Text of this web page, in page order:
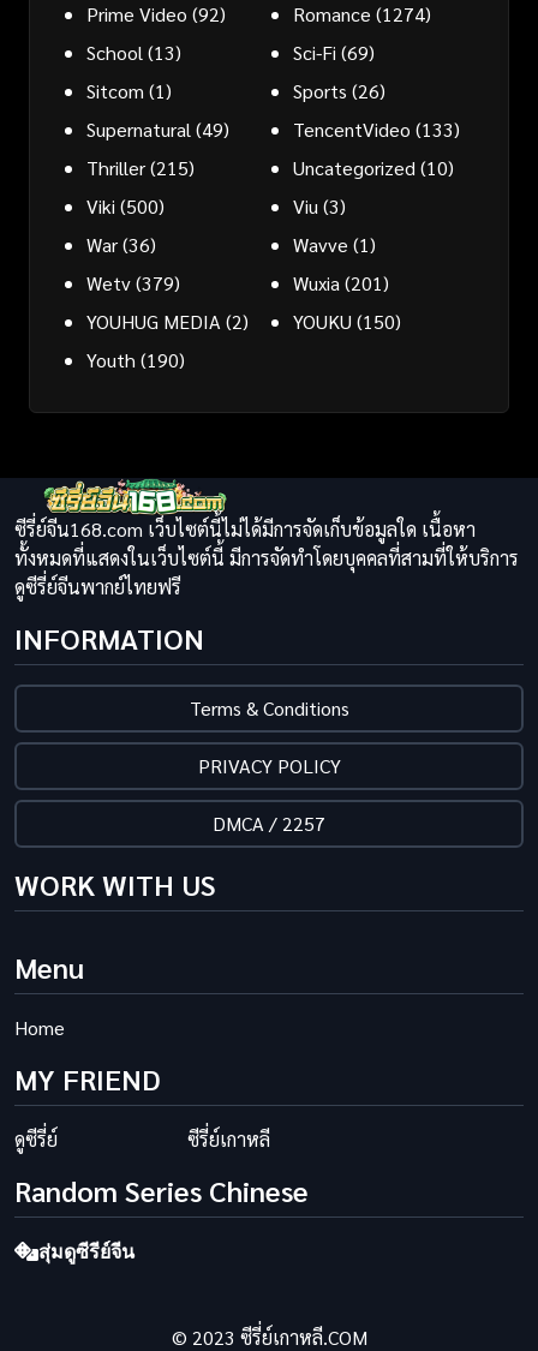
Prime Video (92) Romance (1274)
School (13) Sci-Fi (69)
Sitcom (1) Sports (26)
Supernatural (49) TencentVideo (133)
Thriller(215) Uncategorized (10)
Viki (500) Viu (3)
War(36) Wavve (1)
Wetv(379) Wuxia (201)
YOUHUG MEDIA (2) YOUKU (150)
Youth (190)
ซีรี่ย์จีน168.com เว็บไซต์นี้ไม่ได้มีการจัดเก็บข้อมูลใด เนื้อหา
ทั้งหมดที่แสดงในเว็บไซต์นี้ มีการจัดทำโดยบุคคลที่สามที่ให้บริการ
ดูซีรี่ย์จีนพากย์ไทยฟรี
INFORMATION
Terms & Conditions
PRIVACY POLICY
DMCA / 2257
WORK WITH US
Menu
Home
MY FRIEND
ดูซีรี่ย์ ซีรี่ย์เกาหลี
Random Series Chinese
สุ่มดูซีรีย์จีน
© 2023 ซีรี่ย์เกาหลี.COM